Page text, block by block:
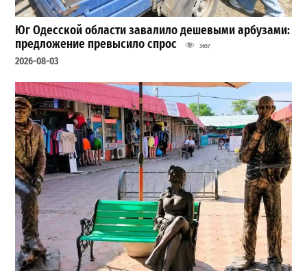
Юг Одесской области завалило дешевыми арбузами:
предложение превысило спрос
3657
2026-08-03